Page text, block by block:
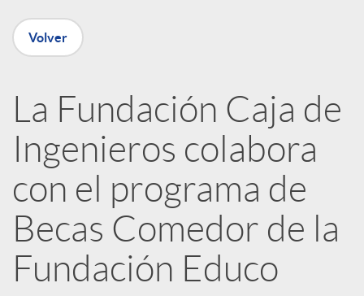
P
u
b
l
i
c
Volver
La Fundación Caja de
Ingenieros colabora
con el programa de
Becas Comedor de la
Fundación Educo